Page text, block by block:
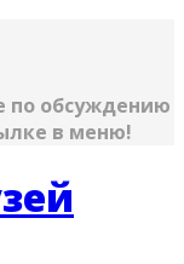
по обсуждению
в меню!